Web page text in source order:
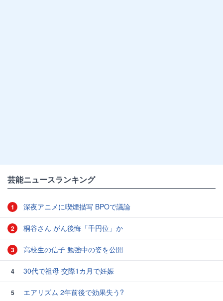
芸能ニュースランキング
1 深夜アニメに喫煙描写 BPOで議論
2 桐谷さん がん後悔「千円位」か
3 高校生の信子 勉強中の姿を公開
4 30代で祖母 交際1カ月で妊娠
5
エアリズム 2年前後で効果失う?